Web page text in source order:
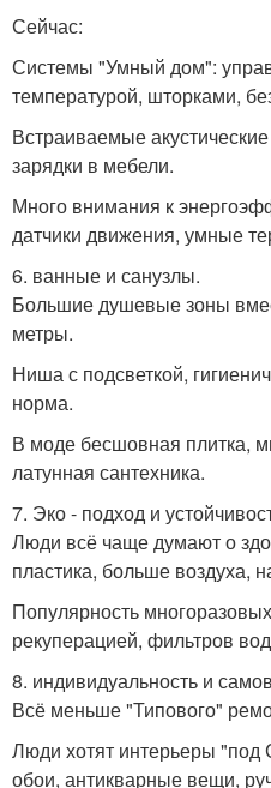
Сейчас:
Системы "Умный дом":
температурой, шторками,
Встраиваемые
зарядки в мебели.
Много внимания к
датчики движения, умные
6. ванные и санузлы.
Большие душевые зоны
метры.
Ниша с подсветкой,
норма.
В моде бесшовная плитка,
латунная сантехника.
7. Эко - подход и
Люди всё чаще думают о
пластика, больше воздуха,
Популярность
рекуперацией, фильтров
8. индивидуальность и
Всё меньше "Типового"
Люди хотят интерьеры "под
обои, антикварные вещи,